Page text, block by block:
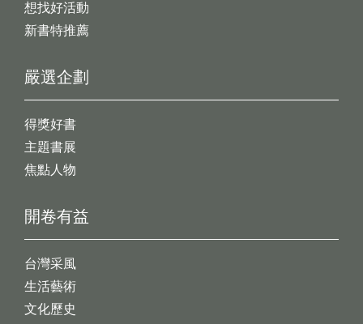
想找好活動
新書特推薦
開卷有益
台灣采風
生活藝術
文化歷史
嚴選企劃
得獎好書
主題書展
焦點人物